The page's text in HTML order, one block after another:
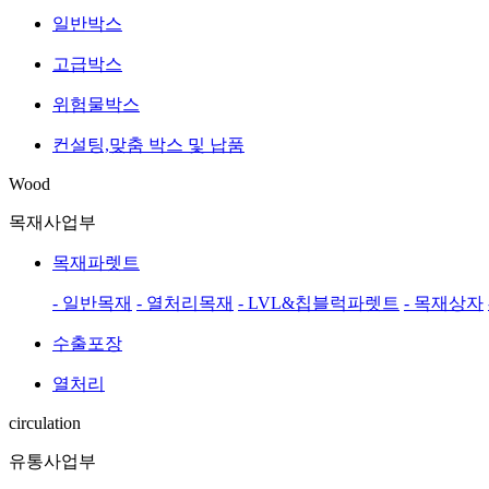
일반박스
고급박스
위험물박스
컨설팅,맞춤 박스 및 납품
Wood
목재사업부
목재파렛트
- 일반목재 - 열처리목재 - LVL&칩블럭파렛트 - 목재상자
수출포장
열처리
circulation
유통사업부